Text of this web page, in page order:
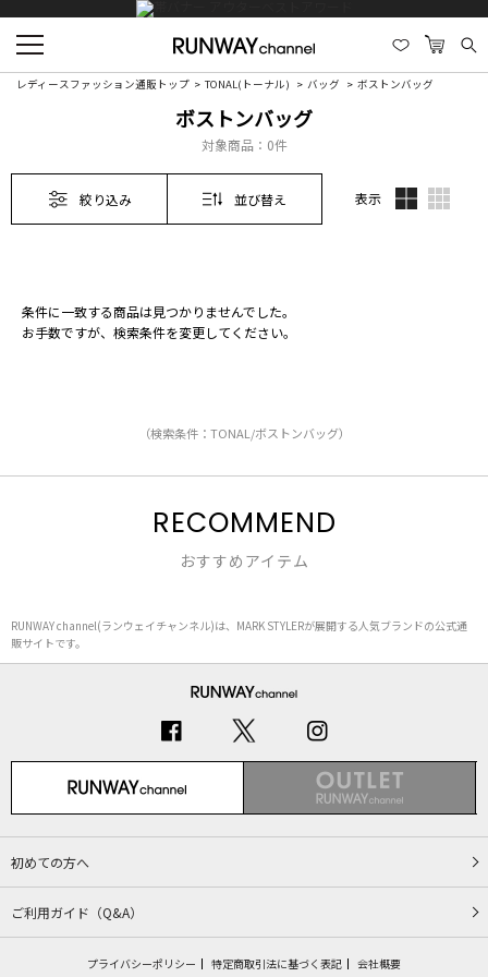
レディースファッション通販トップ TONAL(トーナル) バッグ ボストンバッグ
ボストンバッグ
対象商品： 0件
絞り込み 並び替え 表示
条件に一致する商品は見つかりませんでした。
お手数ですが、検索条件を変更してください。
（検索条件：TONAL/ボストンバッグ）
RECOMMEND
おすすめアイテム
RUNWAY channel(ランウェイチャンネル)は、MARK STYLERが展開する人気ブランドの公式通
販サイトです。
初めての方へ
ご利用ガイド（Q&A）
プライバシーポリシー 特定商取引法に基づく表記 会社概要